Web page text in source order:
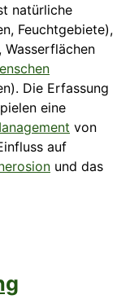
natürliche
Feuchtgebiete),
, Wasserflächen
Die Erfassung
eine
von
auf
und das